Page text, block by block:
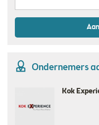
Ondernemers
Beelen